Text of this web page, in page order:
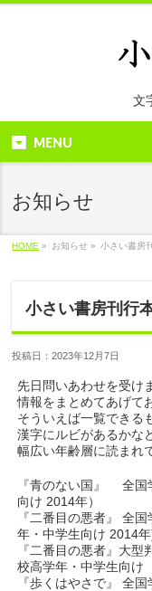
文
MENU
お知らせ
HOME » お知らせ » 小さい書房
小さい書房刊行
投稿日：2023年12月7日
先日問いあわせを受け
情報をまとめてあげて
そういえば一覧できる
漢字にルビがあるかな
幅広い年齢層に読まれ
『青のない国』 全国
向け 2014年）
『二番目の悪者』 全
年・中学生向け 2014
『二番目の悪者』大
校高学年・中学生向け
『歩くはやさで』 全